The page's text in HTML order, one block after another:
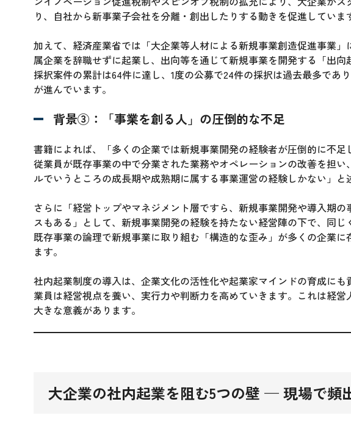
り、自社から新事業子会社を分離・創出したりする動きを促進していま
加えて、経済産業省では「大企業等人材による新規事業創造促進事業
属企業を辞職せずに起業し、出向等を通じて新規事業を開発する「出向
採択案件の累計は64件に達し、1度の公募で24件の採択は過去最多であ
が進んでいます。
背景③：「事業を創る人」の圧倒的な不足
書籍によれば、「多くの企業では新規事業開発の経験者が圧倒的に不
従業員が既存事業の中で分業された業務やオペレーションの改善を担い
ルでいうところの成長期や成熟期に属する事業運営の経験しかない」と
さらに「経営トップやマネジメント層ですら、新規事業開発や導入期
スもある」として、新規事業開発の経験を持たない経営陣の下で、同
既存事業の論理で新規事業に取り組む「構造的な歪み」が多くの企業
ます。
社内起業制度の導入は、企業文化の活性化や起業家マインドの育成に
業員は経営視点を養い、実行力や判断力を高めていきます。これは経営
大きな意義があります。
大企業の社内起業を阻む5つの壁 — 現場で頻